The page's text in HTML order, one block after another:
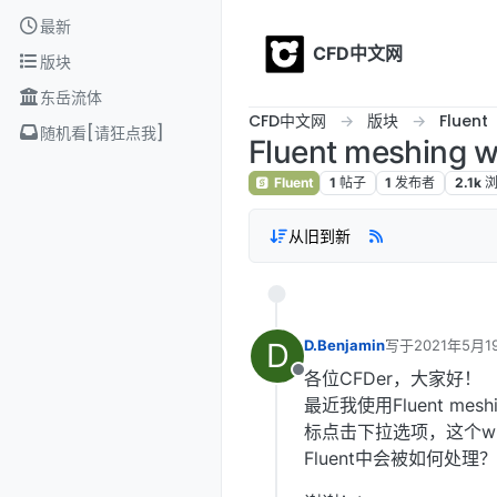
Skip to content
最新
版块
东岳流体
随机看[请狂点我]
CFD中文网
CFD中文网 版块 Fluent
Fluent meshing
Fluent 1 帖子 1 发布者 2.1k
从旧到新
D
离线
D.Benjamin写于2021年5月
最后由 编辑
各位CFDer，大家好！
最近我使用Fluent
标点击下拉选项，这个
Fluent中会被如何处理？